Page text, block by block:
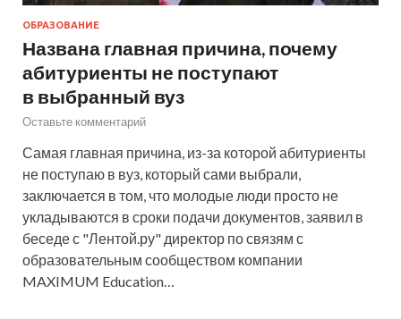
ОБРАЗОВАНИЕ
Названа главная причина, почему
абитуриенты не поступают
в выбранный вуз
Оставьте комментарий
Самая главная причина, из-за которой абитуриенты
не поступаю в вуз, который сами выбрали,
заключается в том, что молодые люди просто не
укладываются в сроки подачи документов, заявил в
беседе с "Лентой.ру" директор по связям с
образовательным сообществом компании
MAXIMUM Education…